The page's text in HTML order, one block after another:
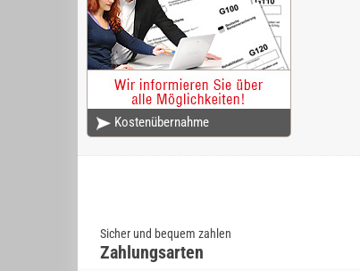
Kostenübernahme
Sicher und bequem zahlen
Zahlungsarten